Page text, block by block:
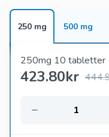
250 mg 500 mg
250mg 10 tabletter
423.80kr